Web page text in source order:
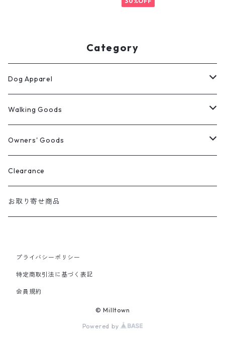
Category
Dog Apparel
ウィンターコート
レインウェア
パーカー
Tシャツ
Walking Goods
リード・首輪・ハーネス
Milltown
Mendota
マナー袋用ケース
マナー袋用ケース
おやつ入れ
Owners' Goods
トートバッグ
Tシャツ
2 Way おやつケース
Cap
Clearance
お取り寄せ商品
プライバシーポリシー
特定商取引法に基づく表記
会員規約
© Milltown
Powered by